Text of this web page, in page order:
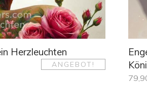
ANGEBOT!
Herzleuchten